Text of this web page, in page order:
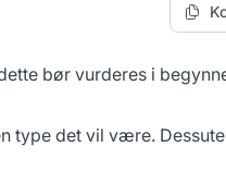
bør vurderes i
type det vil være.